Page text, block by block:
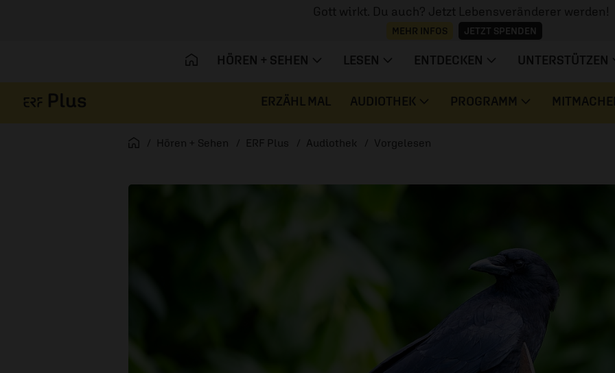
Gott wirkt. Du auch? Jetzt Lebensveränderer werden!
MEHR INFOS JETZT SPENDEN
HÖREN + SEHEN LESEN ENTDECKEN UNTERSTÜTZEN
ERZÄHL MAL AUDIOTHEK PROGRAMM
Startseite
Hören + Sehen ERF Plus Audiothek Vorgelesen